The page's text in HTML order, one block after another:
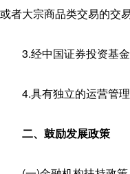
或者大宗商品类交易的交易
3.经中国证券投资基
4.具有独立的运营管
二、鼓励发展政策